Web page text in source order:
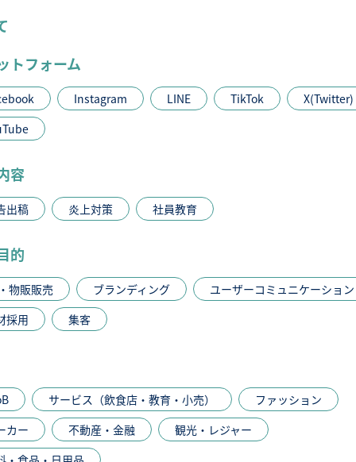
トフォーム
Instagram LINE TikTok
X(Twitter)
容
出稿 炎上対策 社員教育
的
物販販売 ブランディング
ユーザーコミュニケーション
採用
集客
サービス（飲食店・教育・小売）
ファッション
カー
不動産・金融
観光・レジャー